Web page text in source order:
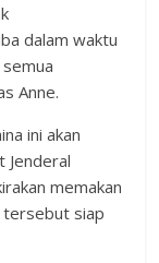
dalam waktu
Anne.
ini akan
Jenderal
memakan
tersebut siap